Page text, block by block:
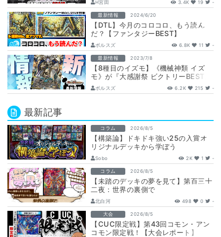
H宮田 3.4K 19 -
最新情報 2024/6/20
【DTL】今月のコロコロ、もう読ん
だ？【ファンタジーBEST】
ボルスズ 6.8K 11 -
最新情報 2023/7/8
【8種目のイズモ】《機械神類 イズ
モ》が『大感謝祭 ビクトリーBEST』
に収録判明！
ボルスズ 6.2K 215 -
最新記事
コラム 2026/8/5
【構築論】ドキドキ強い25の入賞オ
リジナルデッキから学ぼう
【DuelMastersMemory5日目】
Sobo 2K 1 -
コラム 2026/8/5
【未踏のデッキの夢を見て】第百三十
二夜：世界の裏側で
北白河 498 0 -
大会 2026/8/5
【CUC限定戦】第43回コモン・アン
コモン限定戦！【大会レポート】